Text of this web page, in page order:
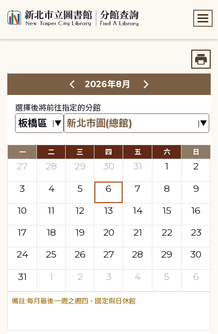
2026年8月
選擇後將前往指定的分館
一 二 三 四 五 六 日
27 28 29 30 31 1
2
3
4 5 6 7 8
9
10
11 12 13 14 15
16
17
18 19 20 21 22
23
24
25 26 27 28 29
30
31
1 2 3 4 5 6
每月最後一週之週四、國定假日休館